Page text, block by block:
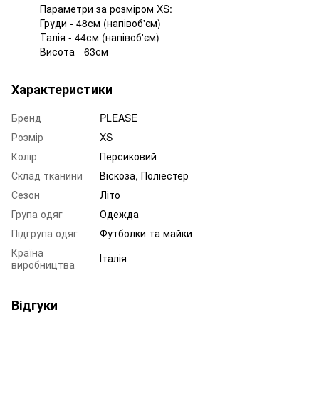
Параметри за розміром XS:
Груди - 48см (напівоб'єм)
Талія - 44см (напівоб'єм)
Висота - 63см
Характеристики
Бренд
PLEASE
Розмір
XS
Колір
Персиковий
Склад тканини
Віскоза, Поліестер
Сезон
Літо
Група одяг
Одежда
Підгрупа одяг
Футболки та майки
Країна
виробництва
Італія
Відгуки